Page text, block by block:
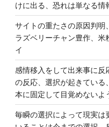
けに出る、恐れは単なる情
サイトの重たさの原因判明
ラズベリーチャン豊作、
イ
感情移入をして出来事に反
の反応、選択が起きている
本に固定して目覚めないよ
毎瞬の選択によって現実は